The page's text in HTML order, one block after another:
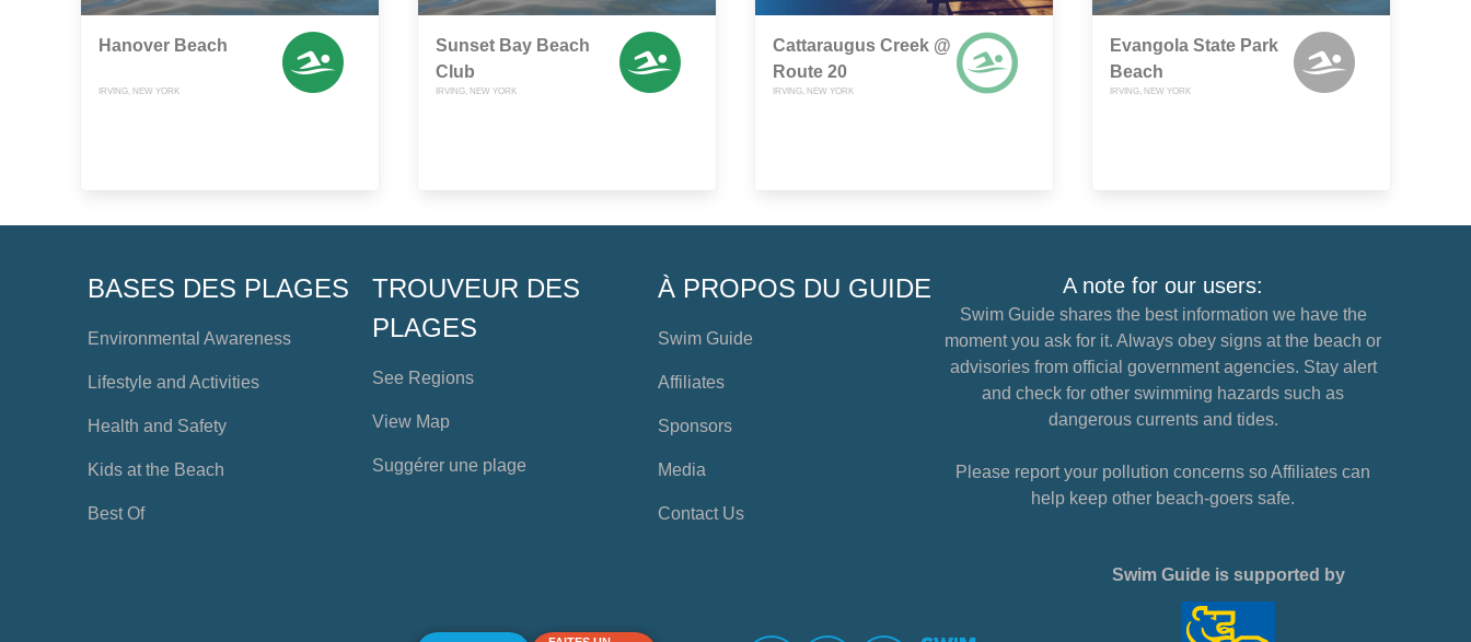
Hanover Beach
IRVING, NEW YORK
Sunset Bay Beach
Club
IRVING, NEW YORK
Cattaraugus Creek @
Route 20
IRVING, NEW YORK
Evangola State Park
Beach
IRVING, NEW YORK
BASES DES PLAGES
Environmental Awareness
Lifestyle and Activities
Health and Safety
Kids at the Beach
Best Of
TROUVEUR DES
PLAGES
See Regions
View Map
Suggérer une plage
À PROPOS DU GUIDE
Swim Guide
Affiliates
Sponsors
Media
Contact Us
A note for our users:
Swim Guide shares the best information we have the
moment you ask for it. Always obey signs at the beach or
advisories from official government agencies. Stay alert
and check for other swimming hazards such as
dangerous currents and tides.
Please report your pollution concerns so Affiliates can
help keep other beach-goers safe.
Swim Guide is supported by